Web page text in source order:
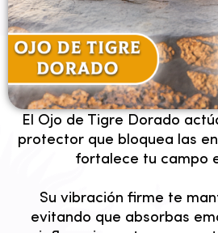
✦
El Ojo de Tigre Dorado
protector que bloquea las
fortalece tu campo
Su vibración firme te
evitando que absorbas